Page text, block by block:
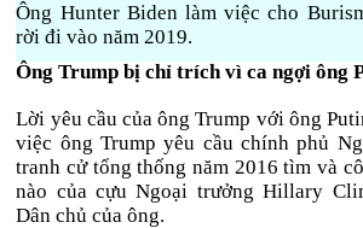
Ông Hunter Biden làm việc cho
rời đi vào năm 2019.
Ông Trump bị chỉ trích vì ca ngợi ông
Lời yêu cầu của ông Trump với ông
việc ông Trump yêu cầu chính phủ
tranh cử tổng thống năm 2016 tìm và
nào của cựu Ngoại trưởng Hillary
Dân chủ của ông.